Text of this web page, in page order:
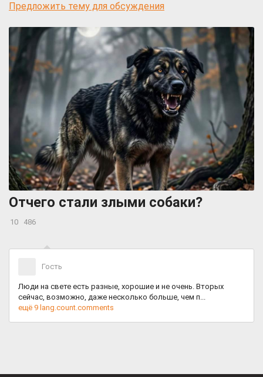
Предложить тему для обсуждения
Отчего стали злыми собаки?
10 486
Гость
Люди на свете есть разные, хорошие и не очень. Вторых
сейчас, возможно, даже несколько больше, чем п...
ещё 9 lang.count.comments